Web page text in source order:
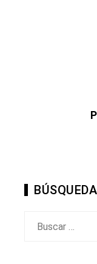
BÚSQUEDA